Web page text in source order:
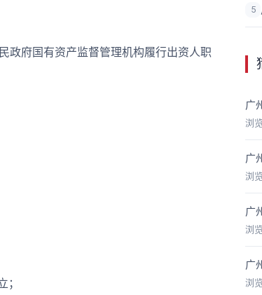
府国有资产监督管理机构履行出资人职
；
5
广
浏
广
浏
广
浏
广
浏